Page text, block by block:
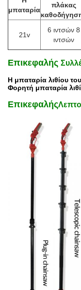
μπαταρία
πλάκας
21v
6 ιντσών 8
ιντσών
Επικεφαλής
Η μπαταρία λιθίου
Φορητή μπαταρία
Επικεφαλής